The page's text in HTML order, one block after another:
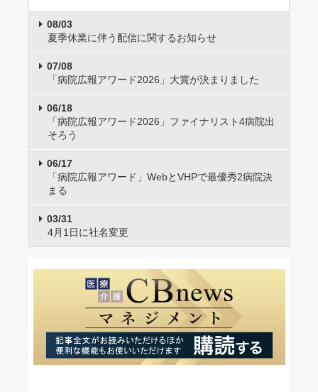
08/03
夏季休業に伴う配信に関するお知らせ
07/08
「病院広報アワード2026」大賞が決まりました
06/18
「病院広報アワード2026」ファイナリスト4病院出
そろう
06/17
「病院広報アワード」WebとVHPで最優秀2病院決
まる
03/31
4月1日に社名変更